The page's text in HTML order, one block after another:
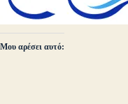
Μου αρέσει αυτό: